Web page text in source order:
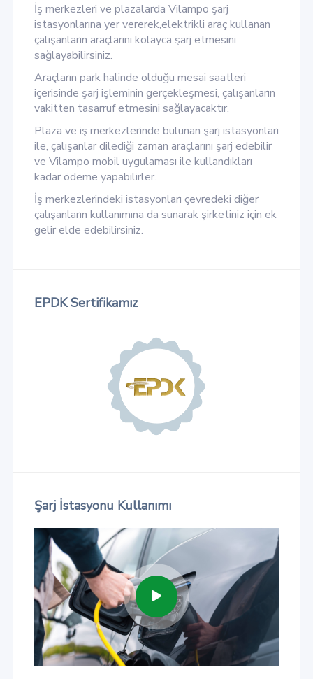
İş merkezleri ve plazalarda Vilampo şarj
istasyonlarına yer vererek,elektrikli araç kullanan
çalışanların araçlarını kolayca şarj etmesini
sağlayabilirsiniz.
Araçların park halinde olduğu mesai saatleri
içerisinde şarj işleminin gerçekleşmesi, çalışanların
vakitten tasarruf etmesini sağlayacaktır.
Plaza ve iş merkezlerinde bulunan şarj istasyonları
ile, çalışanlar dilediği zaman araçlarını şarj edebilir
ve Vilampo mobil uygulaması ile kullandıkları
kadar ödeme yapabilirler.
İş merkezlerindeki istasyonları çevredeki diğer
çalışanların kullanımına da sunarak şirketiniz için ek
gelir elde edebilirsiniz.
EPDK Sertifikamız
Şarj İstasyonu Kullanımı